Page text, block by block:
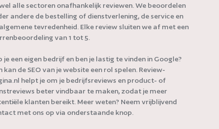
alle sectoren onafhankelijk reviewen. We beoordelen
andere de bestelling of dienstverlening, de service en
tevredenheid. Elke review sluiten we af met een
van 1 tot 5.
je een eigen bedrijf en ben je lastig te vinden in Google?
kan de SEO van je website een rol spelen. Review-
helpt je om je bedrijfsreviews en product- of
beter vindbaar te maken, zodat je meer
klanten bereikt. Meer weten? Neem vrijblijvend
met ons op via onderstaande knop.